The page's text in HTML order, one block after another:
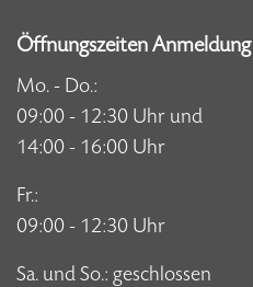
Öffnungszeiten Anmeldung
Mo. - Do.:
09:00 - 12:30 Uhr und
14:00 - 16:00 Uhr
Fr.:
09:00 - 12:30 Uhr
Sa. und So.: geschlossen